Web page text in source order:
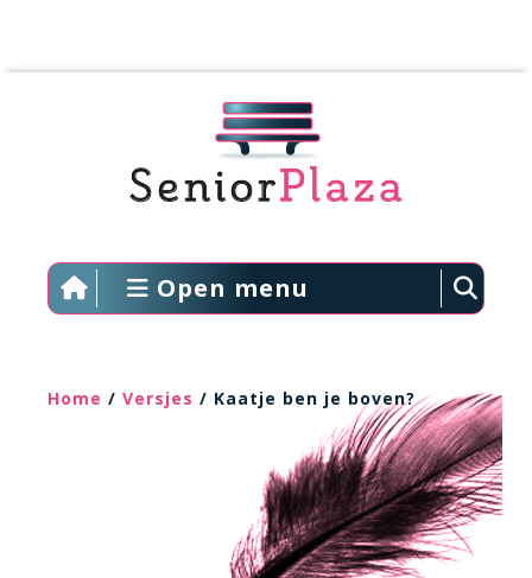
Open menu
Home / Versjes / Kaatje ben je boven?